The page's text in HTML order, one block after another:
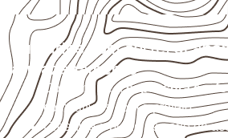
Cuidados com corte,
armazenamento
Confirme se aespessura e o
compatíveis com o projeto.
Organize o plano de corte de